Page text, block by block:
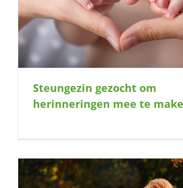
Steungezin gezocht om
herinneringen mee te